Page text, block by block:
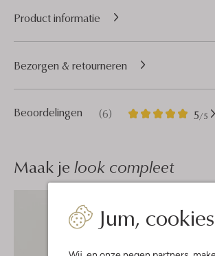
Jum,
Product informatie
Beoordelingen (6) 5/5
6
5
Bezorgen & retourneren
Maak je look compleet